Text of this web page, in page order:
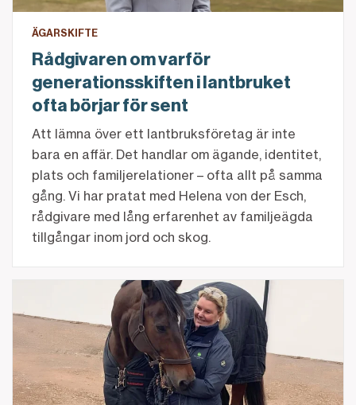
ÄGARSKIFTE
Rådgivaren om varför
generationsskiften i lantbruket
ofta börjar för sent
Att lämna över ett lantbruksföretag är inte
bara en affär. Det handlar om ägande, identitet,
plats och familjerelationer – ofta allt på samma
gång. Vi har pratat med Helena von der Esch,
rådgivare med lång erfarenhet av familjeägda
tillgångar inom jord och skog.
Missa inte detta när du tecknar hästförsäkring